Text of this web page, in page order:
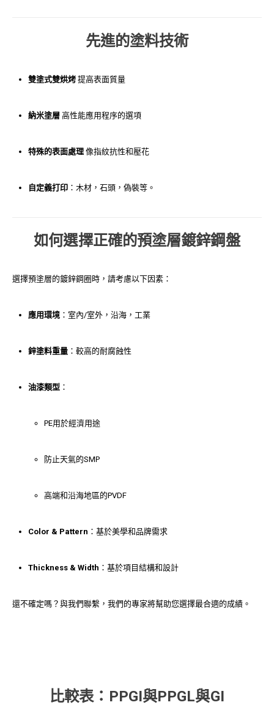
先進的塗料技術
雙塗式雙烘烤 提高表面質量
納米塗層 高性能應用程序的選項
特殊的表面處理 像指紋抗性和壓花
自定義打印 ：木材，石頭，偽裝等。
如何選擇正確的預塗層鍍鋅鋼盤
選擇預塗層的鍍鋅鋼圈時，請考慮以下因素：
應用環境 ：室內/室外，沿海，工業
鋅塗料重量 ：較高的耐腐蝕性
油漆類型 ：
PE用於經濟用途
防止天氣的SMP
高端和沿海地區的PVDF
Color & Pattern ：基於美學和品牌需求
Thickness & Width ：基於項目結構和設計
還不確定嗎？與我們聯繫，我們的專家將幫助您選擇最合適的成績。
比較表：PPGI與PPGL與GI